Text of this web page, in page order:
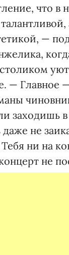
что в
—
— Главное
заходишь в
не
ни на
не